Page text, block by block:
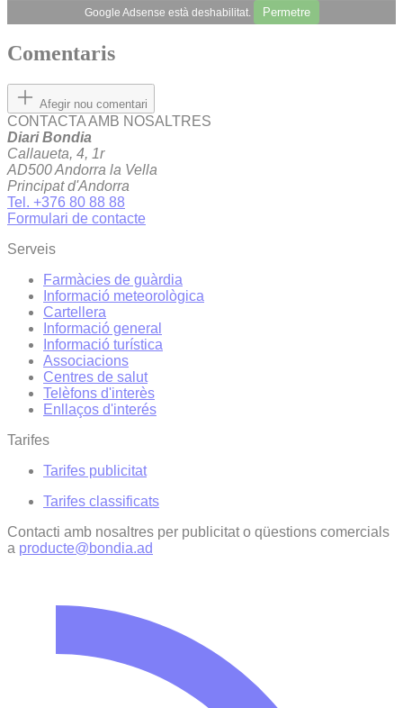
Google Adsense està deshabilitat. Permetre
Comentaris
Afegir nou comentari
CONTACTA AMB NOSALTRES
Diari Bondia
Callaueta, 4, 1r
AD500 Andorra la Vella
Principat d'Andorra
Tel. +376 80 88 88
Formulari de contacte
Serveis
Farmàcies de guàrdia
Informació meteorològica
Cartellera
Informació general
Informació turística
Associacions
Centres de salut
Telèfons d'interès
Enllaços d'interés
Tarifes
Tarifes publicitat
Tarifes classificats
Contacti amb nosaltres per publicitat o qüestions comercials
a producte@bondia.ad